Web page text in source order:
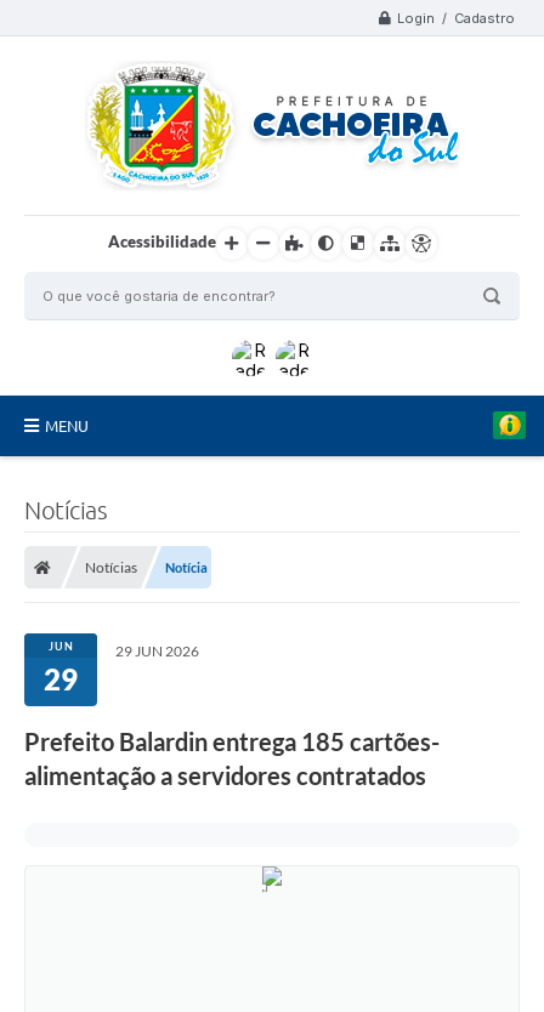
Login / Cadastro
Acessibilidade
MENU
Conselhos Municipais
Serviços on-line
Turismo
Notícias
Notícias Notícia
JUN
29
29 JUN 2026
Prefeito Balardin entrega 185 cartões-
alimentação a servidores contratados